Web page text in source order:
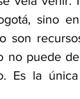
sino
son
no puede
Es la